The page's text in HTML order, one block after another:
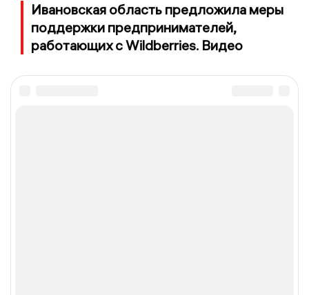
Ивановская область предложила меры
поддержки предпринимателей,
работающих с Wildberries. Видео